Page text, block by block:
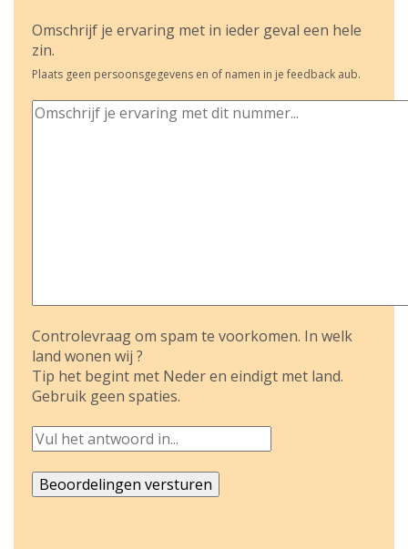
Omschrijf je ervaring met in ieder geval een hele
zin.
Plaats geen persoonsgegevens en of namen in je feedback aub.
Controlevraag om spam te voorkomen. In welk
land wonen wij ?
Tip het begint met Neder en eindigt met land.
Gebruik geen spaties.